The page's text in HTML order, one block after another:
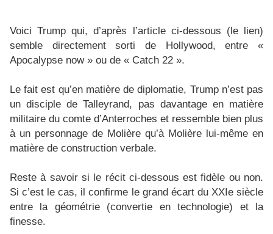
Voici Trump qui, d’après l’article ci-dessous (le lien)
semble directement sorti de Hollywood, entre «
Apocalypse now » ou de « Catch 22 ».
Le fait est qu’en matière de diplomatie, Trump n’est pas
un disciple de Talleyrand, pas davantage en matière
militaire du comte d’Anterroches et ressemble bien plus
à un personnage de Molière qu’à Molière lui-même en
matière de construction verbale.
Reste à savoir si le récit ci-dessous est fidèle ou non.
Si c’est le cas, il confirme le grand écart du XXIe siècle
entre la géométrie (convertie en technologie) et la
finesse.